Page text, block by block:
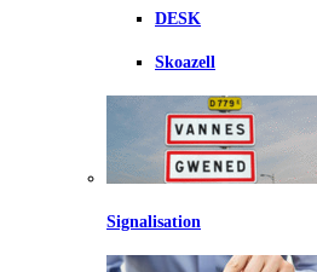
DESK
Skoazell
Signalisation